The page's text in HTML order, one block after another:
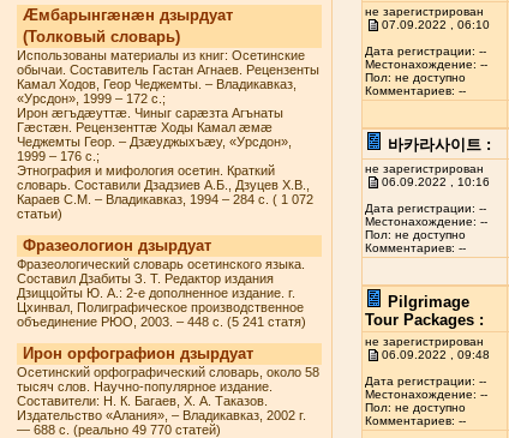
Æмбарынгæнæн дзырдуат
(Толковый словарь)
Использованы материалы из книг: Осетинские
обычаи. Составитель Гастан Агнаев. Рецензенты
Камал Ходов, Геор Чеджемты. – Владикавказ,
«Урсдон», 1999 – 172 с.;
Ирон æгъдæуттæ. Чиныг сарæзта Агънаты
Гæстæн. Рецензенттæ Ходы Камал æмæ
Чеджемты Геор. – Дзæуджыхъæу, «Урсдон»,
1999 – 176 с.;
Этнография и мифология осетин. Краткий
словарь. Составили Дзадзиев А.Б., Дзуцев Х.В.,
Караев С.М. – Владикавказ, 1994 – 284 с. ( 1 072
статьи)
Фразеологион дзырдуат
Фразеологический словарь осетинского языка.
Составил Дзабиты З. Т. Редактор издания
Дзиццойты Ю. А.: 2-е дополненное издание. г.
Цхинвал, Полиграфическое производственное
объединение РЮО, 2003. – 448 с. (5 241 статя)
Ирон орфографион дзырдуат
Осетинский орфографический словарь, около 58
тысяч слов. Научно-популярное издание.
Составители: Н. К. Багаев, Х. А. Таказов.
Издательство «Алания», – Владикавказ, 2002 г.
— 688 с. (реально 49 770 статей)
не зарегистрирован
07.09.2022 , 06:10
Дата регистрации: --
Местонахождение: --
Пол: не доступно
Комментариев: --
바카라사이트 :
не зарегистрирован
06.09.2022 , 10:16
Дата регистрации: --
Местонахождение: --
Пол: не доступно
Комментариев: --
Pilgrimage
Tour Packages :
не зарегистрирован
06.09.2022 , 09:48
Дата регистрации: --
Местонахождение: --
Пол: не доступно
Комментариев: --